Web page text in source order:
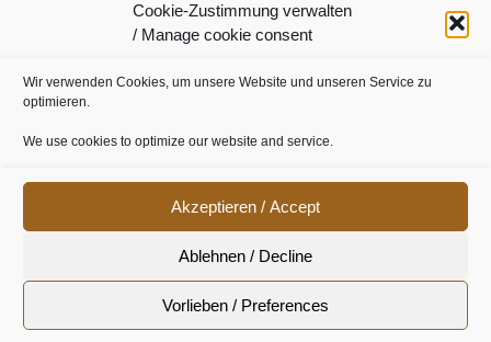
Cookie-Zustimmung verwalten
/ Manage cookie consent
Wir verwenden Cookies, um unsere Website und unseren Service zu
optimieren.
We use cookies to optimize our website and service.
Akzeptieren / Accept
Ablehnen / Decline
Vorlieben / Preferences
SOCIAL LINKS
Cookie Richtline|Datenschutz|Urheberrecht|Impressum